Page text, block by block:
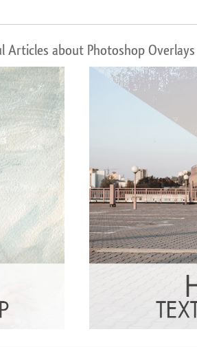
Articles about Photoshop Overlays